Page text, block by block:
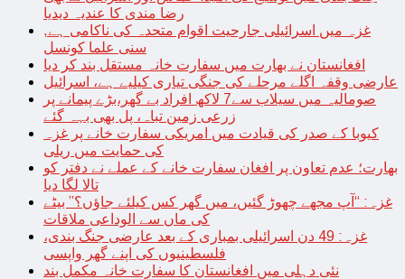
رضا مندی کا عندیہ دیدیا
غزہ میں اسرائیلی جارحیت اقوام متحدہ کی ناکامی ہے,
سنی علما کونسل
افغانستان نے بھارت میں سفارت خانہ مستقل بند کر دیا
عارضی وقفہ اگلے مرحلے کی جنگی تیاری کیلیے ہے، اسرائیل
صومالیہ میں سیلاب سے7 لاکھ افراد بے گھر،بڑے پیمانے پر
زرعی زمین تباہ، پل بھی بہہ گئے
کیوبا کے صدر کی قیادت میں امریکی سفارت خانے پر غزہ
کی حمایت میں ریلی
بھارت؛ عدم تعاون پر افغان سفارت خانے کے عملے نے دفتر کو
تالا لگا دیا
غزہ: “آپ مجھے چھوڑ گئیں، میں گھر کس کیلئے جاؤں؟” بیٹے
کی ماں سے الوداعی ملاقات
غزہ: 49 دن اسرائیلی بمباری کے بعد عارضی جنگ بندی،
فلسطینیوں کی اپنے گھر واپسی
نئی دہلی میں افغانستان کا سفارت خانہ مکمل بند